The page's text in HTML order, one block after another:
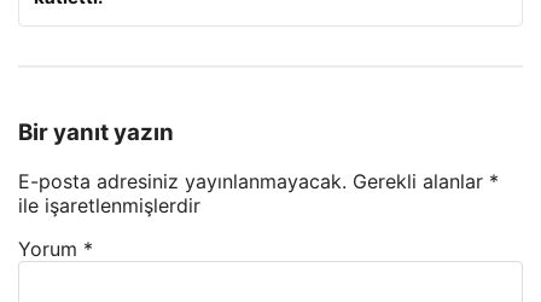
Bir yanıt yazın
E-posta adresiniz yayınlanmayacak. Gerekli alanlar *
ile işaretlenmişlerdir
Yorum *